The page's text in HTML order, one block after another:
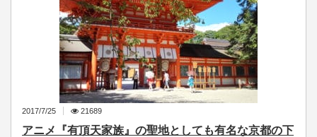
2017/7/25 21689
アニメ『有頂天家族』の聖地としても有名な京都の下